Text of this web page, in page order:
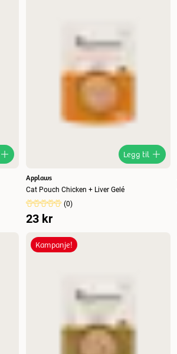
Legg til
Applaws
Cat Pouch Chicken + Liver Gelé
(0)
23 kr
Kampanje!